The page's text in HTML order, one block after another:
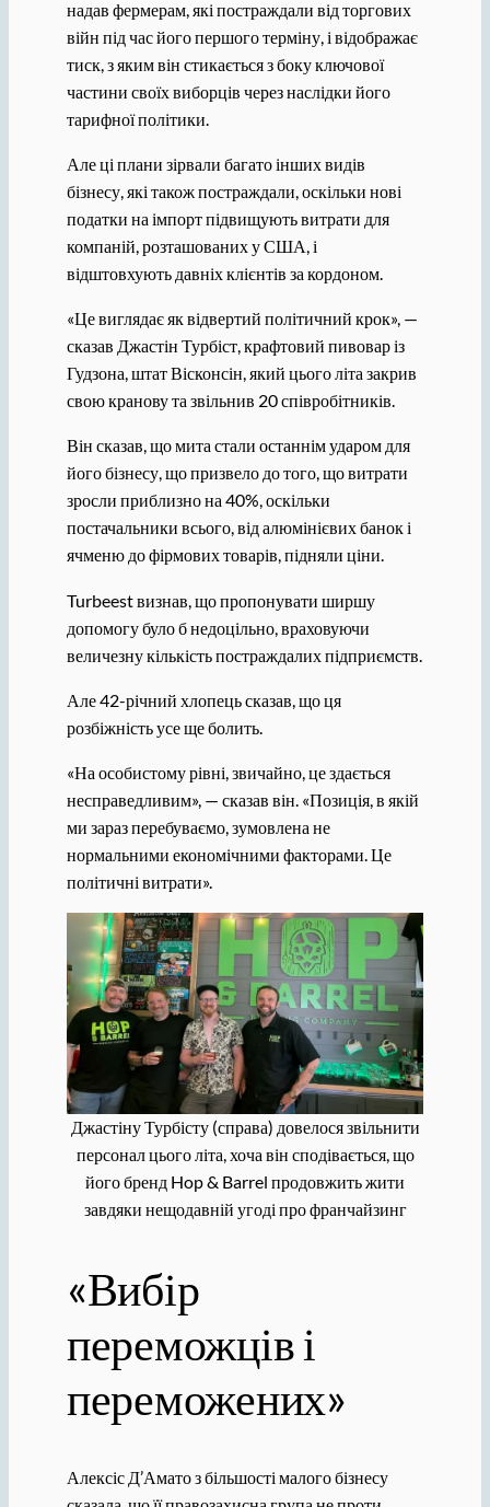
надав фермерам, які постраждали від торгових
війн під час його першого терміну, і відображає
тиск, з яким він стикається з боку ключової
частини своїх виборців через наслідки його
тарифної політики.
Але ці плани зірвали багато інших видів
бізнесу, які також постраждали, оскільки нові
податки на імпорт підвищують витрати для
компаній, розташованих у США, і
відштовхують давніх клієнтів за кордоном.
«Це виглядає як відвертий політичний крок», —
сказав Джастін Турбіст, крафтовий пивовар із
Гудзона, штат Вісконсін, який цього літа закрив
свою кранову та звільнив 20 співробітників.
Він сказав, що мита стали останнім ударом для
його бізнесу, що призвело до того, що витрати
зросли приблизно на 40%, оскільки
постачальники всього, від алюмінієвих банок і
ячменю до фірмових товарів, підняли ціни.
Turbeest визнав, що пропонувати ширшу
допомогу було б недоцільно, враховуючи
величезну кількість постраждалих підприємств.
Але 42-річний хлопець сказав, що ця
розбіжність усе ще болить.
«На особистому рівні, звичайно, це здається
несправедливим», — сказав він. «Позиція, в якій
ми зараз перебуваємо, зумовлена ​​не
нормальними економічними факторами. Це
політичні витрати».
Джастіну Турбісту (справа) довелося звільнити
персонал цього літа, хоча він сподівається, що
його бренд Hop & Barrel продовжить жити
завдяки нещодавній угоді про франчайзинг
«Вибір
переможців і
переможених»
Алексіс Д’Амато з більшості малого бізнесу